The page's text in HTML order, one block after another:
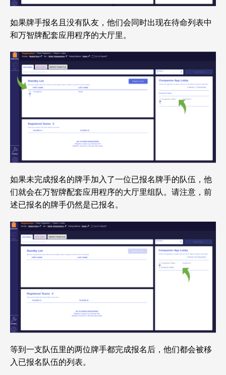
如果牌手报名且没有队友，他们会同时出现在待命列表中
和万智牌配套应用程序的大厅里。
如果未完成报名的牌手加入了一位已报名牌手的队伍，他
们就会在万智牌配套应用程序的大厅里组队。请注意，前
述已报名的牌手仍然是已报名。
等到一支队伍里的两位牌手都完成报名后，他们都会被移
入已报名队伍的列表。